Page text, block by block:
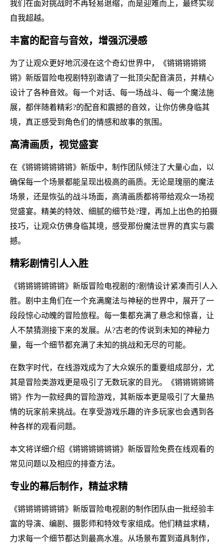
我们在面对挑战时不再轻易退缩，而是迎难而上，最终实现
自我超越。
丰富的配音与音效，增强沉浸感
为了让观众更好地沉浸在这个奇幻世界中，《锵锵锵锵锵
锵》新版冒险电视剧特别邀请了一批顶尖配音演员，并精心
设计了各种音效。每一个对话、每一场战斗、每一个魔法施
展，都伴随着精彩?的配音和震撼的音效，让你仿佛身临其
境，真正感受到角色们的情感和故事的氛围。
高清画质，视觉盛宴
在《锵锵锵锵锵锵》新版中，制作团队倾注了大量心血，以
确保每一个场景都能呈现出极高的画质。无论是瑰丽的魔法
场景，还是恢弘的战斗场面，高清画质都将带给观众一场视
觉盛宴。精美的特效、细腻的细节处?理，再加上出色的拍摄
技巧，让观众仿佛身临其境，感受那份魔法世界的真实与震
撼。
精彩剧情引人入胜
《锵锵锵锵锵锵》新版冒险电视剧的?剧情设计紧凑而引人入
胜。剧中主角们在一个充满魔法与神秘的世界中，展开了一
段段惊心动魄的冒险旅程。每一集都充满了悬念和惊喜，让
人不禁猜测接下来的发展。从?古老的传说到未知的神秘力
量，每一个细节都充满了未知的挑战和无尽的可能。
在数字时代，在线游戏成为了大众娱乐的重要组成部分，尤
其是冒险类游戏更是吸引了无数玩家的目光。《锵锵锵锵锵
锵》作为一款经典的冒险游戏，其新版本更是吸引了大量热
情的玩家前来挑战。在享受游戏乐趣的许多玩家也会遇到各
种各样的观看问题。
本文将详细介绍《锵锵锵锵锵锵》新版冒险免费在线观看的
常见问题以及相应的排查方法。
专业的幕后制作，精益求精
《锵锵锵锵锵锵》新版冒险电视剧的制作团队由一批经验丰
富的导演、编剧、摄影师和特效专家组成。他们精益求精，
力求每一个细节都达到最高水准。从场景布置到道具制作，